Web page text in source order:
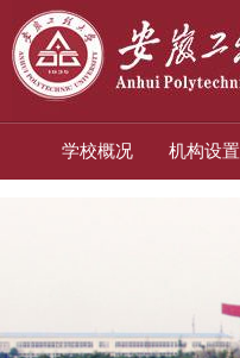
学校概况 机构设置